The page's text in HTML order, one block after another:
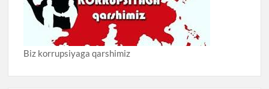
Biz korrupsiyaga qarshimiz